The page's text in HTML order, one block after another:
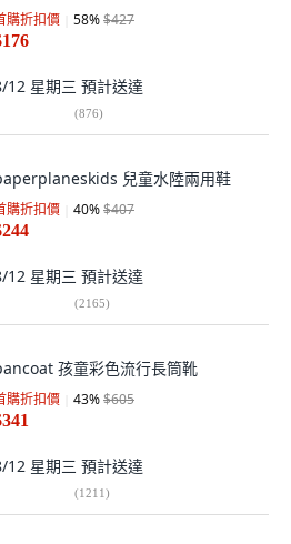
購折扣價 58%$427
12 星期三 預計送達
(876)
兒童水陸兩用鞋
購折扣價 40%$407
12 星期三 預計送達
(2165)
孩童彩色流行長筒靴
購折扣價 43%$605
12 星期三 預計送達
(1211)